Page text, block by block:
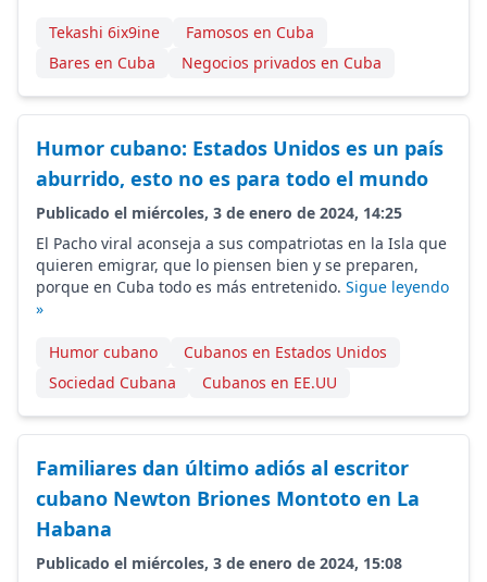
Tekashi 6ix9ine
Famosos en Cuba
Bares en Cuba
Negocios privados en Cuba
Humor cubano: Estados Unidos es un país
aburrido, esto no es para todo el mundo
Publicado el miércoles, 3 de enero de 2024, 14:25
El Pacho viral aconseja a sus compatriotas en la Isla que
quieren emigrar, que lo piensen bien y se preparen,
porque en Cuba todo es más entretenido. Sigue leyendo
»
Humor cubano
Cubanos en Estados Unidos
Sociedad Cubana
Cubanos en EE.UU
Familiares dan último adiós al escritor
cubano Newton Briones Montoto en La
Habana
Publicado el miércoles, 3 de enero de 2024, 15:08